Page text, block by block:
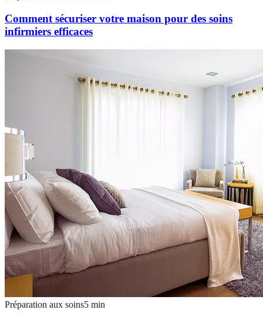
Comment sécuriser votre maison pour des soins
infirmiers efficaces
Préparation aux soins5 min